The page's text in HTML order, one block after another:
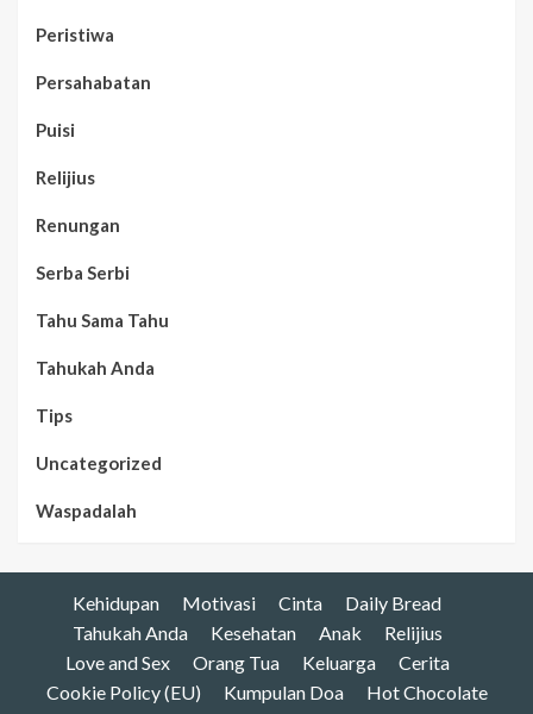
Peristiwa
Persahabatan
Puisi
Relijius
Renungan
Serba Serbi
Tahu Sama Tahu
Tahukah Anda
Tips
Uncategorized
Waspadalah
Kehidupan Motivasi Cinta
Daily Bread
Tahukah Anda
Kesehatan Anak
Relijius
Love and Sex
Orang Tua Keluarga
Cerita
Cookie Policy (EU)
Kumpulan Doa Hot Chocolate